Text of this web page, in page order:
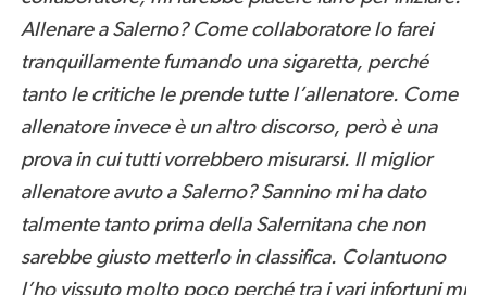
Allenare a Salerno? Come collaboratore lo farei
tranquillamente fumando una sigaretta, perché
tanto le critiche le prende tutte l’allenatore. Come
allenatore invece è un altro discorso, però è una
prova in cui tutti vorrebbero misurarsi. Il miglior
allenatore avuto a Salerno? Sannino mi ha dato
talmente tanto prima della Salernitana che non
sarebbe giusto metterlo in classifica. Colantuono
l’ho vissuto molto poco perché tra i vari infortuni mi